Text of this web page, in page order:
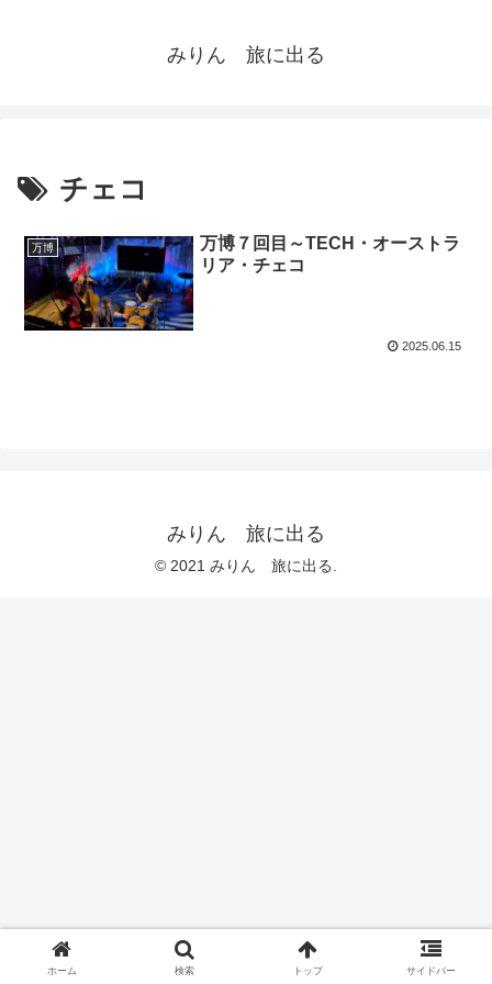
みりん 旅に出る
チェコ
万博
万博７回目～TECH・オーストラ
リア・チェコ
2025.06.15
みりん 旅に出る
© 2021 みりん 旅に出る.
ホーム 検索 トップ サイドバー